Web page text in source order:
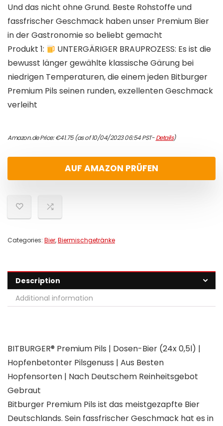
Und das nicht ohne Grund. Beste Rohstoffe und
fassfrischer Geschmack haben unser Premium Bier
in der Gastronomie so beliebt gemacht
Produkt 1:
UNTERGÄRIGER BRAUPROZESS: Es ist die
bewusst länger gewählte klassische Gärung bei
niedrigen Temperaturen, die einem jeden Bitburger
Premium Pils seinen runden, exzellenten Geschmack
verleiht
Amazon.de Price:€41.75(as of 10/04/2023 06:54 PST-Details)
AUF AMAZON PRÜFEN
Categories: Bier,Biermischgetränke
Description
Additional information
BITBURGER® Premium Pils | Dosen-Bier (24x 0,5l) |
Hopfenbetonter Pilsgenuss | Aus Besten
Hopfensorten | Nach Deutschem Reinheitsgebot
Gebraut
Bitburger Premium Pils ist das meistgezapfte Bier
Deutschlands. Sein fassfrischer Geschmack hat es in